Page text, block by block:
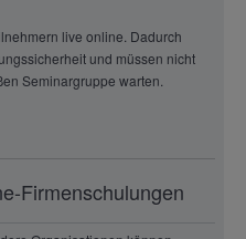
live online. Dadurch
und müssen nicht
Seminargruppe warten.
Firmenschulungen